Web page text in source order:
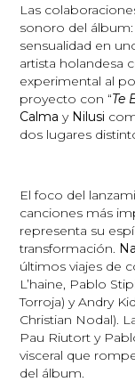
Las
sonoro del
sensualidad en
artista holandesa
experimental al
proyecto con “Te
Calma y Nilusi
dos lugares
El foco del
canciones más
representa su
transformación.
últimos viajes de
L’haine, Pablo
Torroja) y Andry
Christian Nodal).
Pau Riutort y
visceral que
del álbum.